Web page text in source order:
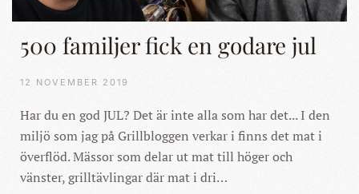
500 familjer fick en godare jul
12 NOVEMBER 2019
Har du en god JUL? Det är inte alla som har det... I den
miljö som jag på Grillbloggen verkar i finns det mat i
överflöd. Mässor som delar ut mat till höger och
vänster, grilltävlingar där mat i dri…